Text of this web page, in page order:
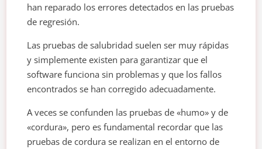
han reparado los errores detectados en las pruebas
de regresión.
Las pruebas de salubridad suelen ser muy rápidas
y simplemente existen para garantizar que el
software funciona sin problemas y que los fallos
encontrados se han corregido adecuadamente.
A veces se confunden las pruebas de «humo» y de
«cordura», pero es fundamental recordar que las
pruebas de cordura se realizan en el entorno de